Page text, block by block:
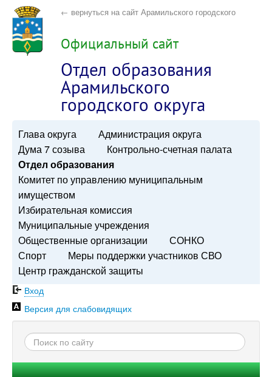
← вернуться на сайт Арамильского городского
округа
Официальный сайт
Отдел образования
Арамильского
городского округа
Глава округа
Администрация округа
Дума 7 созыва
Контрольно-счетная палата
Отдел образования
Комитет по управлению муниципальным
имуществом
Избирательная комиссия
Муниципальные учреждения
Общественные организации
СОНКО
Спорт
Меры поддержки участников СВО
Центр гражданской защиты
Вход
Версия для слабовидящих